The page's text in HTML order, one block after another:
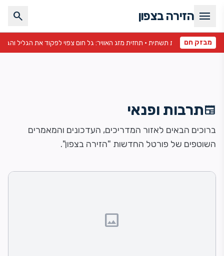
menu הזירה בצפון search
מבזק חםוהגולן •
newspaperתרבות ופנאי
ברוכים הבאים לאזור המדריכים, העדכונים והמאמרים
השוטפים של פורטל החדשות "הזירה בצפון".
image